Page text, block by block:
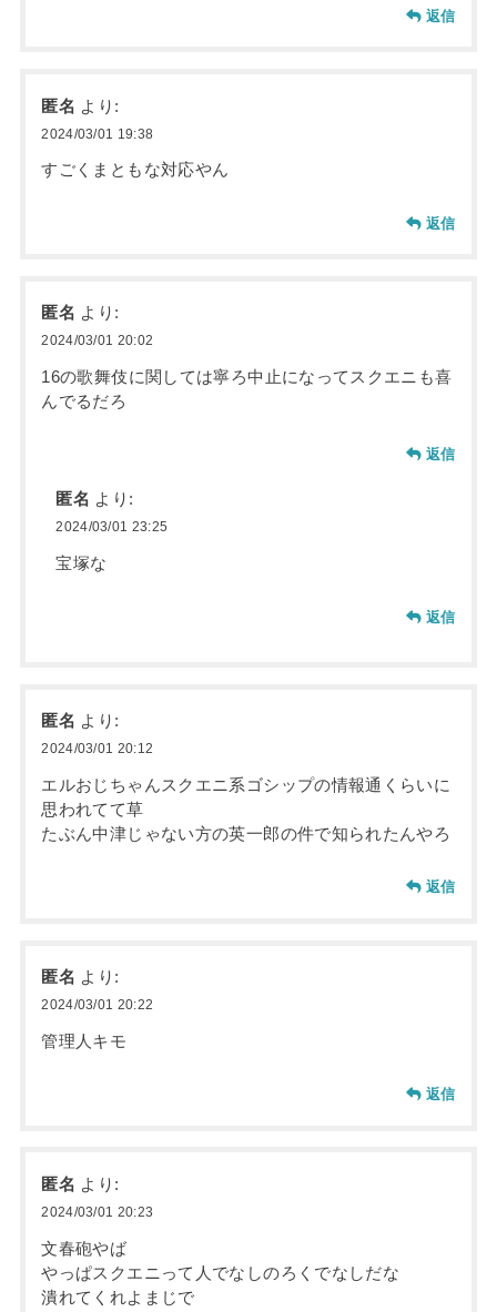
返信
匿名 より:
2024/03/01 19:38
すごくまともな対応やん
返信
匿名 より:
2024/03/01 20:02
16の歌舞伎に関しては寧ろ中止になってスクエニも喜
んでるだろ
返信
匿名 より:
2024/03/01 23:25
宝塚な
返信
匿名 より:
2024/03/01 20:12
エルおじちゃんスクエニ系ゴシップの情報通くらいに
思われてて草
たぶん中津じゃない方の英一郎の件で知られたんやろ
返信
匿名 より:
2024/03/01 20:22
管理人キモ
返信
匿名 より:
2024/03/01 20:23
文春砲やば
やっぱスクエニって人でなしのろくでなしだな
潰れてくれよまじで